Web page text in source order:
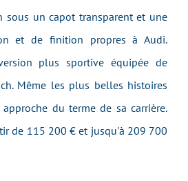
sous un capot transparent et une
et de finition propres à Audi.
plus sportive équipée de
Même les plus belles histoires
du terme de sa carrière.
de 115 200 € et jusqu'à 209 700